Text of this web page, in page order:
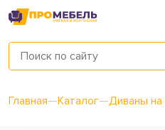
Главная—Каталог—Диваны на